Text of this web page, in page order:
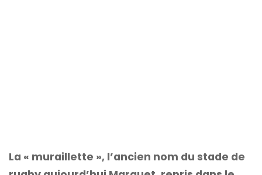
La « muraillette », l’ancien nom du stade de